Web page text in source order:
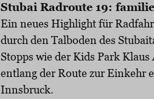
Stubai Radroute 19:
Ein neues Highlight für
durch den Talboden des
Stopps wie der Kids Park
entlang der Route zur Einkehr
Innsbruck.